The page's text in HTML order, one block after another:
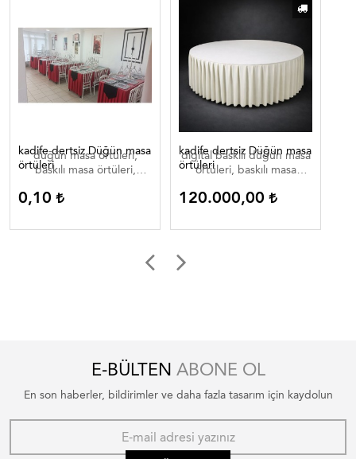
kadife dertsiz Düğün masa
örtüleri
düğün masa örtüleri,
baskılı masa örtüleri,
düğün masa örtüleri
0,10
kadife dertsiz Düğün masa
örtüleri
digital baskılı düğün masa
örtüleri, baskılı masa
örtüleri , düğün masa
ortuleri
120.000,00
E-BÜLTEN ABONE OL
En son haberler, bildirimler ve daha fazla tasarım için kaydolun